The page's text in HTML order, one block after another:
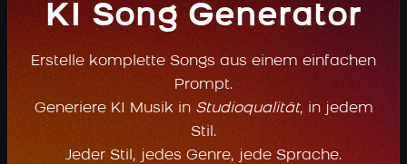
KI Song Generator
Erstelle komplette Songs aus einem einfachen
Prompt.
Generiere KI Musik in Studioqualität, in jedem
Stil.
Jeder Stil, jedes Genre, jede Sprache.